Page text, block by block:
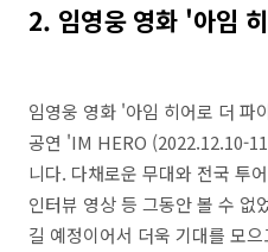
2. 임영웅 영화 '아임
임영웅 영화 '아임 히어로 더 파
공연 'IM HERO (2022.12.10-
니다. 다채로운 무대와 전국 투
인터뷰 영상 등 그동안 볼 수 없
길 예정이어서 더욱 기대를 모